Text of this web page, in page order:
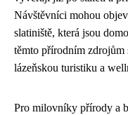
Návštěvníci mohou
slatiniště, která jsou
těmto přírodním
lázeňskou turistiku a
Pro milovníky přírody a